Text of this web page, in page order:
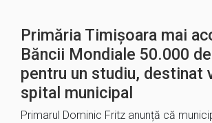
Primăria Timișoara mai
Băncii Mondiale 50.000
pentru un studiu, destinat
spital municipal
Primarul Dominic Fritz anunță că